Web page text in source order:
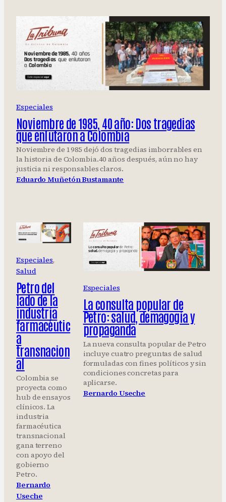
Especiales
Noviembre de 1985, 40 año: Dos tragedias
que enlutaron a Colombia
Noviembre de 1985 dejó dos tragedias imborrables en
la historia de Colombia.40 años después, aún no hay
justicia ni responsables claros.
Eduardo Muñetón Bustamante
Especiales
Salud
Petro del
lado de la
industria
farmacéutic
a
transnacion
al
Colombia se
proyecta como
hub de ensayos
clínicos. La
industria
farmacéutica
transnacional
gana terreno
con apoyo del
gobierno
Petro.
Bernardo
Useche
Especiales
La consulta popular de
Petro: salud, demagogia y
propaganda
La nueva consulta popular de Petro
incluye cuatro preguntas de salud
formuladas con fines políticos y sin
condiciones concretas para
aplicarse.
Bernardo Useche